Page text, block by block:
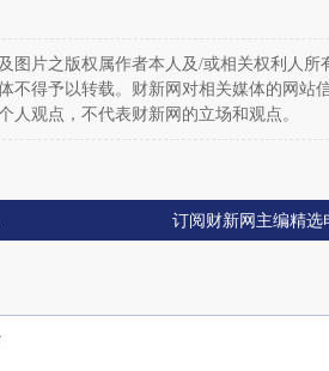
图片之版权属作者本人及/或相关权利人所
不得予以转载。财新网对相关媒体的网站
人观点，不代表财新网的立场和观点。
订阅财新网主编精选